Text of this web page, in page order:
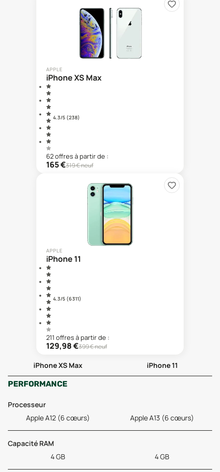
APPLE
iPhone XS Max
4.3/5 (238)
62offresà partir de :
165€319€ neuf
APPLE
iPhone 11
4.3/5 (6 311)
211 offresà partir de :
129,98€399€ neuf
iPhone XS Max
iPhone 11
PERFORMANCE
Processeur
Apple A12 (6 cœurs)
Apple A13 (6 cœurs)
Capacité RAM
4 GB
4 GB